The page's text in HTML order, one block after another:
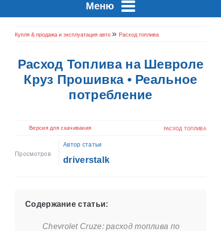
Меню
Купля & продажа и эксплуатация авто » Расход топлива
Расход Топлива на Шевроле
Круз Прошивка • Реальное
потребление
Версия для скачивания РАСХОД ТОПЛИВА
Просмотров
Автор статьи
driverstalk
Содержание статьи:
Chevrolet Cruze: расход топлива по